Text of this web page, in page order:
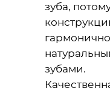
зуба,
гармонично
зубами.